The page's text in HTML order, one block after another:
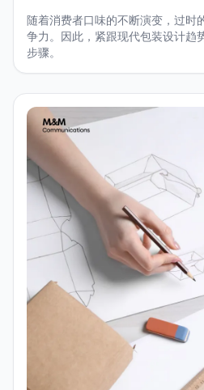
随着消费者口味的不断演变，过时
争力。因此，紧跟现代包装设计趋
步骤。